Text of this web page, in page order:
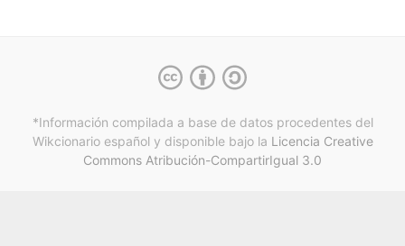
*Información compilada a base de datos procedentes del
Wikcionario español y disponible bajo la Licencia Creative
Commons Atribución-CompartirIgual 3.0